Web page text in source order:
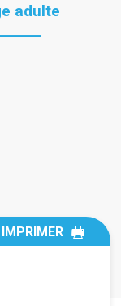
adulte
IMPRIMER